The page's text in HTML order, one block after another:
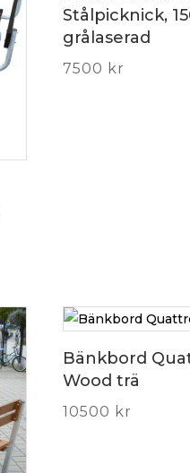
Stålpicknick,
grålaserad
7500 kr
Bänkbord
Wood trä
10500 kr